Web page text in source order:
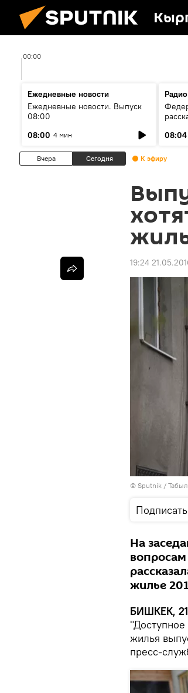
00:00
Ежедневные новости
Ежедневные новости. Выпуск
08:00
08:00 4 мин
08:04
Вчера Сегодня К эфиру
19:24
© Sputnik /
На
жилье
БИШКЕК,
жилья
пресс-